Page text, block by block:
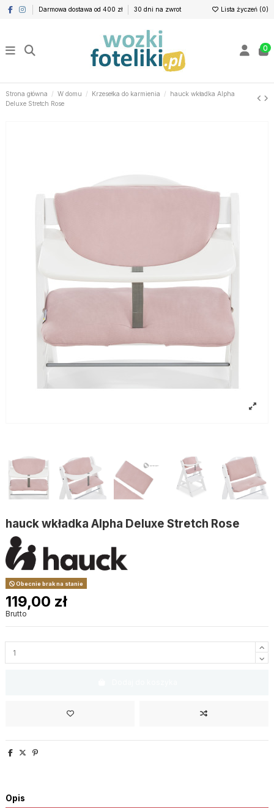
Darmowa dostawa od 400 zł 30 dni na zwrot Lista życzeń (0)
0
Strona główna W domu Krzesełka do karmienia
hauck wkładka Alpha
Deluxe Stretch Rose
hauck wkładka Alpha Deluxe Stretch Rose
Obecnie brak na stanie
119,00 zł
Brutto
Opis